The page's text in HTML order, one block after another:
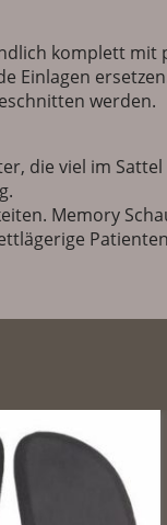
komplett mit
werden.
die viel im
Memory